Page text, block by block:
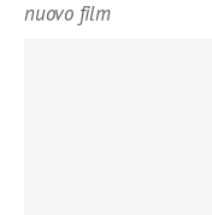
nuovo film